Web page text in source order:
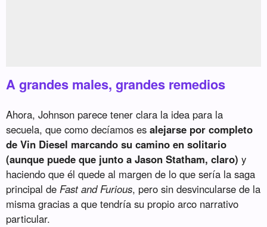
A grandes males, grandes remedios
Ahora, Johnson parece tener clara la idea para la
secuela, que como decíamos esalejarse por completo
de Vin Diesel marcando su camino en solitario
(aunque puede que junto a Jason Statham, claro) y
haciendo que él quede al margen de lo que sería la saga
principal deFast and Furious, pero sin desvincularse de la
misma gracias a que tendría su propio arco narrativo
particular.